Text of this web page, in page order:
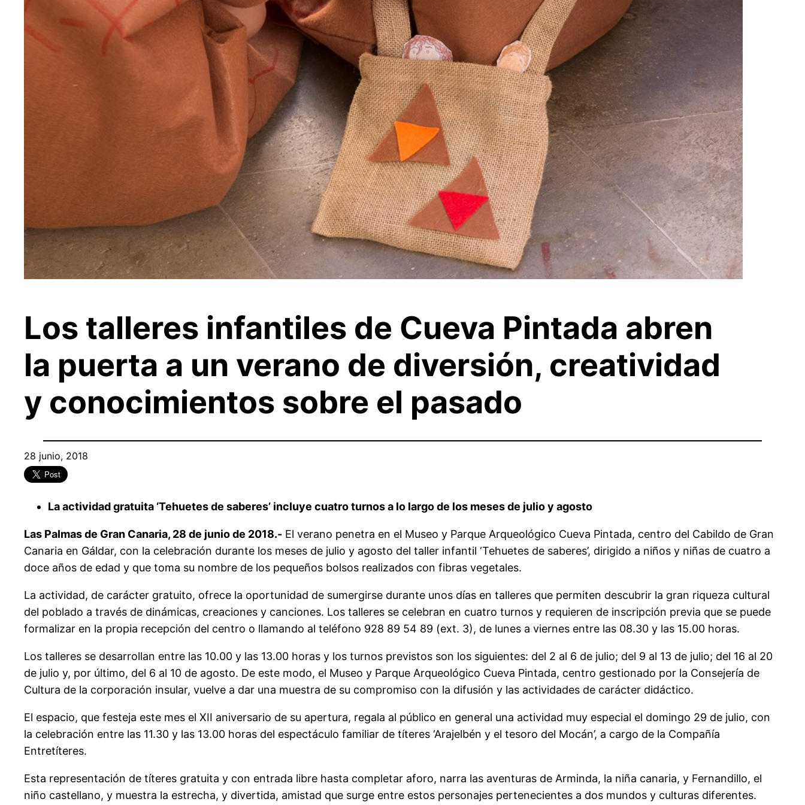
Los talleres infantiles de Cueva Pintada abren
la puerta a un verano de diversión, creatividad
y conocimientos sobre el pasado
28 junio, 2018
La actividad gratuita ‘Tehuetes de saberes’ incluye cuatro turnos a lo largo de los meses de julio y agosto
Las Palmas de Gran Canaria, 28 de junio de 2018.- El verano penetra en el Museo y Parque Arqueológico Cueva Pintada, centro del Cabildo de Gran
Canaria en Gáldar, con la celebración durante los meses de julio y agosto del taller infantil ‘Tehuetes de saberes’, dirigido a niños y niñas de cuatro a
doce años de edad y que toma su nombre de los pequeños bolsos realizados con fibras vegetales.
La actividad, de carácter gratuito, ofrece la oportunidad de sumergirse durante unos días en talleres que permiten descubrir la gran riqueza cultural
del poblado a través de dinámicas, creaciones y canciones. Los talleres se celebran en cuatro turnos y requieren de inscripción previa que se puede
formalizar en la propia recepción del centro o llamando al teléfono 928 89 54 89 (ext. 3), de lunes a viernes entre las 08.30 y las 15.00 horas.
Los talleres se desarrollan entre las 10.00 y las 13.00 horas y los turnos previstos son los siguientes: del 2 al 6 de julio; del 9 al 13 de julio; del 16 al 20
de julio y, por último, del 6 al 10 de agosto. De este modo, el Museo y Parque Arqueológico Cueva Pintada, centro gestionado por la Consejería de
Cultura de la corporación insular, vuelve a dar una muestra de su compromiso con la difusión y las actividades de carácter didáctico.
El espacio, que festeja este mes el XII aniversario de su apertura, regala al público en general una actividad muy especial el domingo 29 de julio, con
la celebración entre las 11.30 y las 13.00 horas del espectáculo familiar de títeres ‘Arajelbén y el tesoro del Mocán’, a cargo de la Compañía
Entretíteres.
Esta representación de títeres gratuita y con entrada libre hasta completar aforo, narra las aventuras de Arminda, la niña canaria, y Fernandillo, el
niño castellano, y muestra la estrecha, y divertida, amistad que surge entre estos personajes pertenecientes a dos mundos y culturas diferentes.